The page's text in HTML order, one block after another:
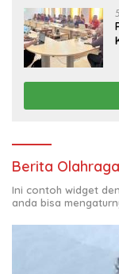
Berita Olahraga
Ini contoh widget
anda bisa